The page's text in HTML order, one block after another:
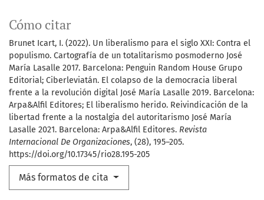
Cómo citar
Brunet Icart, I. (2022). Un liberalismo para el siglo XXI: Contra el
populismo. Cartografía de un totalitarismo posmoderno José
María Lasalle 2017. Barcelona: Penguin Random House Grupo
Editorial; Ciberleviatán. El colapso de la democracia liberal
frente a la revolución digital José María Lasalle 2019. Barcelona:
Arpa&Alfil Editores; El liberalismo herido. Reivindicación de la
libertad frente a la nostalgia del autoritarismo José María
Lasalle 2021. Barcelona: Arpa&Alfil Editores. Revista
Internacional De Organizaciones, (28), 195–205.
https://doi.org/10.17345/rio28.195-205
Más formatos de cita